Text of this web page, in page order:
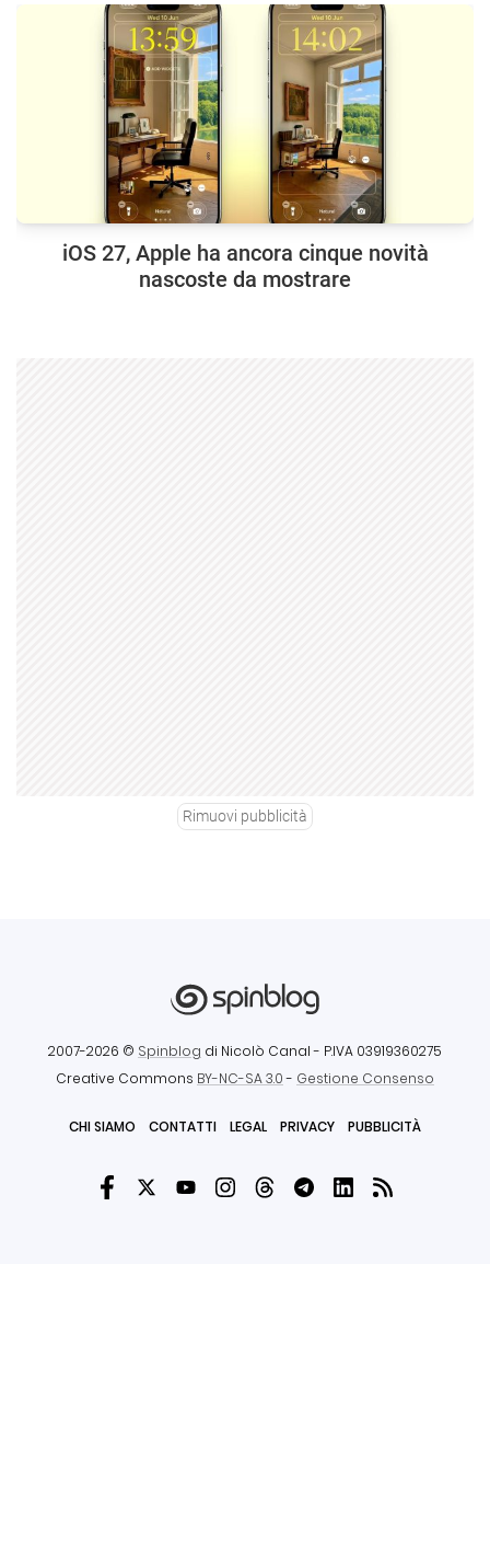
iOS 27, Apple ha ancora cinque novità
nascoste da mostrare
Rimuovi pubblicità
2007-2026 © Spinblog di Nicolò Canal - P.IVA 03919360275
Creative Commons BY-NC-SA 3.0- Gestione Consenso
CHI SIAMO CONTATTI LEGAL PRIVACY PUBBLICITÀ